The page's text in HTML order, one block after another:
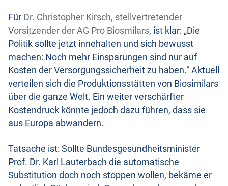
Für Dr. Christopher Kirsch, stellvertretender
Vorsitzender der AG Pro Biosmilars, ist klar: „Die
Politik sollte jetzt innehalten und sich bewusst
machen: Noch mehr Einsparungen sind nur auf
Kosten der Versorgungssicherheit zu haben.“ Aktuell
verteilen sich die Produktionsstätten von Biosimilars
über die ganze Welt. Ein weiter verschärfter
Kostendruck könnte jedoch dazu führen, dass sie
aus Europa abwandern.
Tatsache ist: Sollte Bundesgesundheitsminister
Prof. Dr. Karl Lauterbach die automatische
Substitution doch noch stoppen wollen, bekäme er